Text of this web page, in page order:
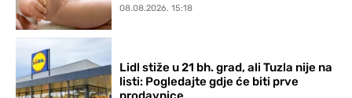
08.08.2026. 15:18
Lidl stiže u 21 bh. grad, ali Tuzla nije na
listi: Pogledajte gdje će biti prve